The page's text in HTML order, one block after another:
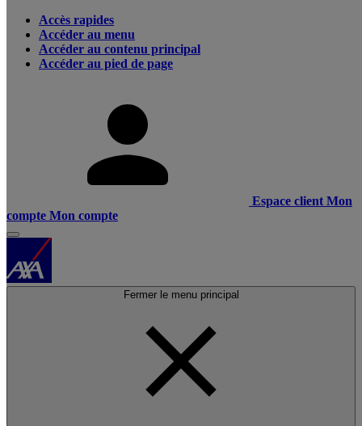
Accès rapides
Accéder au menu
Accéder au contenu principal
Accéder au pied de page
Espace client Mon
compte Mon compte
Fermer le menu principal